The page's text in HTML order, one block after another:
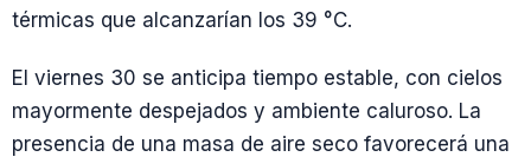
térmicas que alcanzarían los 39 °C.
El viernes 30 se anticipa tiempo estable, con cielos
mayormente despejados y ambiente caluroso. La
presencia de una masa de aire seco favorecerá una